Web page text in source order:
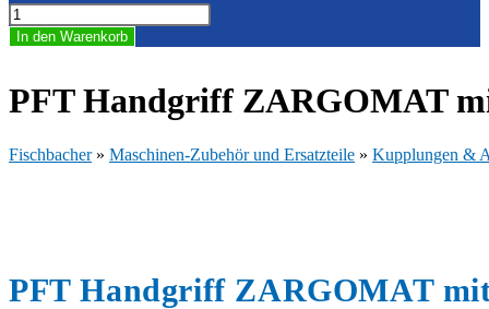
PFT
Handgriff
ZARGOMAT
Adapter
Menge
In den Warenkorb
PFT Handgriff ZARGOMAT
Fischbacher» Maschinen-Zubehör und Ersatzteile » Kupplungen &
PFT Handgriff ZARGOMAT